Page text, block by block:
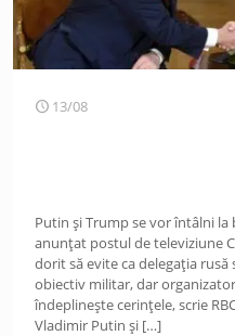
13/08
Putin și Trump se vor întâlni la
anunțat postul de televiziune
dorit să evite ca delegația
obiectiv militar, dar
îndeplinește cerințele, scrie
Vladimir Putin și […]